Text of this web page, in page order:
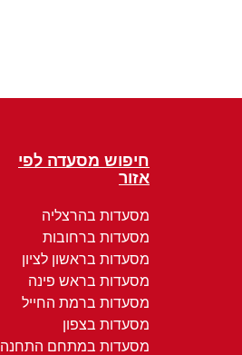
חיפוש מסעדה לפי
אזור
מסעדות בהרצליה
מסעדות ברחובות
מסעדות בראשון לציון
מסעדות בראש פינה
מסעדות ברמת החייל
מסעדות בצפון
מסעדות במתחם התחנה